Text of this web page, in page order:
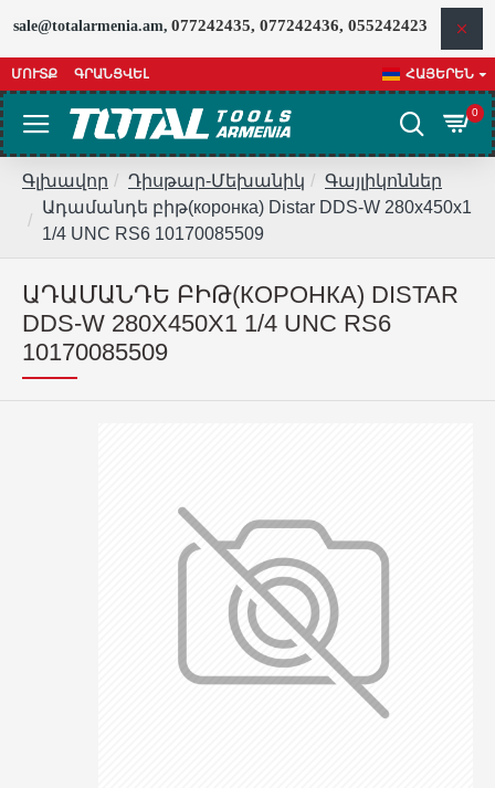
sale@totalarmenia.am, 077242435, 077242436, 055242423
ՄՈՒՏՔ ԳՐԱՆՑՎԵԼ ՀԱՅԵՐԵՆ
0
Գլխավոր Դիսթար-Մեխանիկ
Գայլիկոններ
Ադամանդե բիթ(коронка) Distar DDS-W 280x450x1
1/4 UNC RS6 10170085509
ԱԴԱՄԱՆԴԵ ԲԻԹ(КОРОНКА) DISTAR
DDS-W 280X450X1 1/4 UNC RS6
10170085509